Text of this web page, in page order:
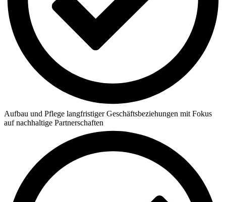
Aufbau und Pflege langfristiger Geschäftsbeziehungen mit Fokus
auf nachhaltige Partnerschaften